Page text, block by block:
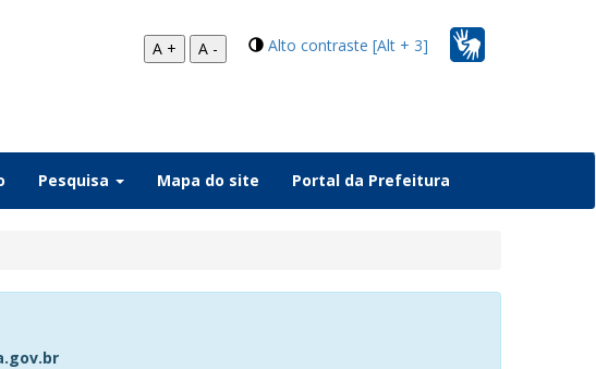
Alto contraste [Alt + 3]
A + A -
Pesquisa Mapa do site Portal da Prefeitura